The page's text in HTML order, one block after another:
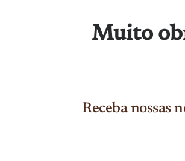
Muito
Receba nossas